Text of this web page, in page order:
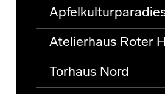
Atelierhaus Roter
Torhaus Nord